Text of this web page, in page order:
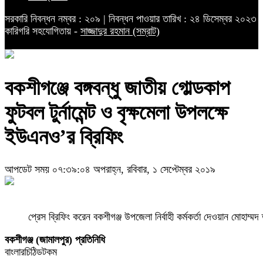
সরকারি নিবন্ধন নম্বর : ২০৯ | নিবন্ধন পাওয়ার তারিখ : ২৪ ডিসেম্বর ২০২৩
কারিগরি সহযোগিতায় - সাজ্জাদুর রহমান (সম্রাট)
বকশীগঞ্জে বঙ্গবন্ধু জাতীয় গোল্ডকাপ
ফুটবল টুর্নামেন্ট ও বৃক্ষমেলা উপলক্ষে
ইউএনও’র ব্রিফিং
আপডেট সময় ০৭:৩৯:০৪ অপরাহ্ন, রবিবার, ১ সেপ্টেম্বর ২০১৯
প্রেস ব্রিফিং করেন বকশীগঞ্জ উপজেলা নির্বাহী কর্মকর্তা দেওয়ান
বকশীগঞ্জ (জামালপুর) প্রতিনিধি
বাংলারচিঠিডটকম